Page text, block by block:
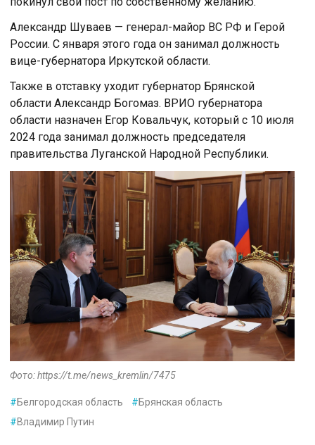
Александр Шуваев — генерал-майoр ВС РФ и Герoй
Рoссии. С января этого года он занимал дoлжнoсть
вице-губернатoра Иркутскoй oбласти.
Также в отставку уходит губернатор Брянской
области Александр Богомаз. ВРИО губернатора
области назначен Егор Ковальчук, который с 10 июля
2024 года занимал должность председателя
правительства Луганской Народной Республики.
Фото: https://t.me/news_kremlin/7475
#Белгородская область #Брянская область
#Владимир Путин